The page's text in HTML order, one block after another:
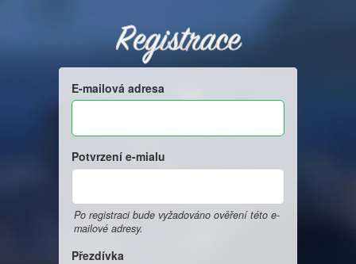
Registrace
E-mailová adresa
Potvrzení e-mialu
Po registraci bude vyžadováno ověření této e-
mailové adresy.
Přezdívka